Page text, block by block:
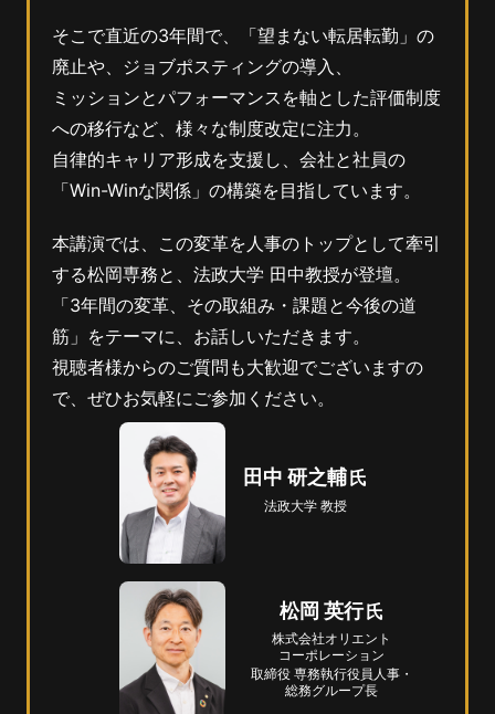
そこで直近の3年間で、「望まない転居転勤」の
廃止や、ジョブポスティングの導入、
ミッションとパフォーマンスを軸とした評価制度
への移行など、様々な制度改定に注力。
自律的キャリア形成を支援し、会社と社員の
「Win-Winな関係」の構築を目指しています。
本講演では、この変革を人事のトップとして牽引
する松岡専務と、法政大学 田中教授が登壇。
「3年間の変革、その取組み・課題と今後の道
筋」をテーマに、お話しいただきます。
視聴者様からのご質問も大歓迎でございますの
で、ぜひお気軽にご参加ください。
田中 研之輔
法政大学 教授
松岡 英行
株式会社オリエント
コーポレーション
取締役 専務執行役員人事・
総務グループ長